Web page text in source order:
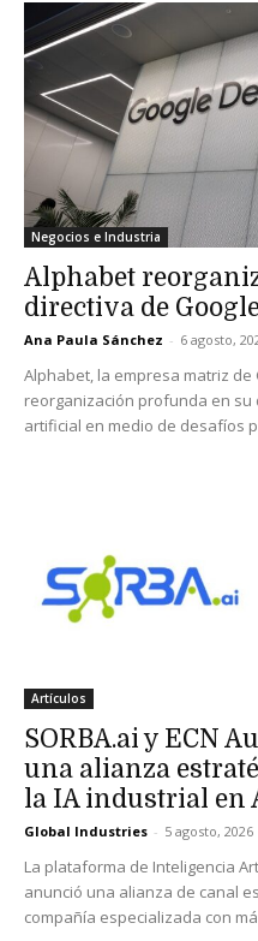
Negocios e Industria
Alphabet
directiva de
Ana Paula Sánchez - 6 agosto,
Alphabet, la empresa matriz
reorganización profunda en
artificial en medio de desafíos
Artículos
SORBA.ai y ECN
una alianza
la IA industrial en
Global Industries - 5 agosto, 2026
La plataforma de Inteligencia
anunció una alianza de canal
compañía especializada con